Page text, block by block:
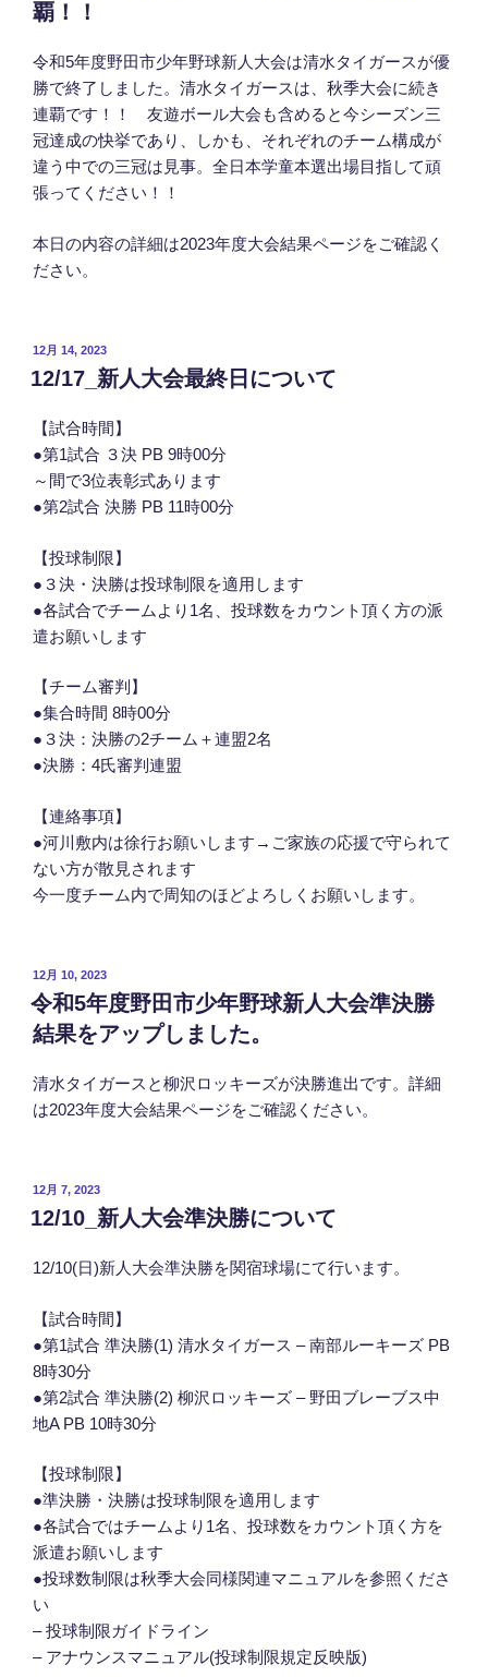
覇！！
令和5年度野田市少年野球新人大会は清水タイガースが優
勝で終了しました。清水タイガースは、秋季大会に続き
連覇です！！ 友遊ボール大会も含めると今シーズン三
冠達成の快挙であり、しかも、それぞれのチーム構成が
違う中での三冠は見事。全日本学童本選出場目指して頑
張ってください！！
本日の内容の詳細は2023年度大会結果ページをご確認く
ださい。
投
稿
日:
12月 14, 2023
12/17_新人大会最終日について
【試合時間】
●第1試合 ３決 PB 9時00分
～間で3位表彰式あります
●第2試合 決勝 PB 11時00分
【投球制限】
●３決・決勝は投球制限を適用します
●各試合でチームより1名、投球数をカウント頂く方の派
遣お願いします
【チーム審判】
●集合時間 8時00分
●３決：決勝の2チーム＋連盟2名
●決勝：4氏審判連盟
【連絡事項】
●河川敷内は徐行お願いします→ご家族の応援で守られて
ない方が散見されます
今一度チーム内で周知のほどよろしくお願いします。
投
稿
日:
12月 10, 2023
令和5年度野田市少年野球新人大会準決勝
結果をアップしました。
清水タイガースと柳沢ロッキーズが決勝進出です。詳細
は2023年度大会結果ページをご確認ください。
投
稿
日:
12月 7, 2023
12/10_新人大会準決勝について
12/10(日)新人大会準決勝を関宿球場にて行います。
【試合時間】
●第1試合 準決勝(1) 清水タイガース – 南部ルーキーズ PB
8時30分
●第2試合 準決勝(2) 柳沢ロッキーズ – 野田ブレーブス中
地A PB 10時30分
【投球制限】
●準決勝・決勝は投球制限を適用します
●各試合ではチームより1名、投球数をカウント頂く方を
派遣お願いします
●投球数制限は秋季大会同様関連マニュアルを参照くださ
い
– 投球制限ガイドライン
– アナウンスマニュアル(投球制限規定反映版)